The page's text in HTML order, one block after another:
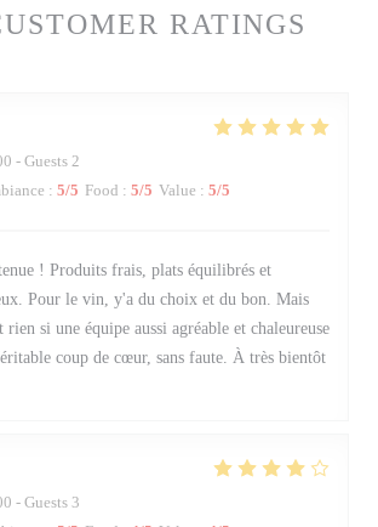
RATINGS
- Guests 2
: 5/5 Food : 5/5 Value : 5/5
! Produits frais, plats équilibrés et
Pour le vin, y'a du choix et du bon. Mais
rien si une équipe aussi agréable et chaleureuse
coup de cœur, sans faute. À très bientôt
- Guests 3